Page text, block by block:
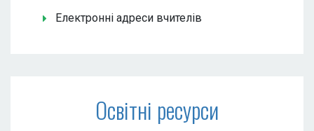
Електронні адреси вчителів
Освітні ресурси